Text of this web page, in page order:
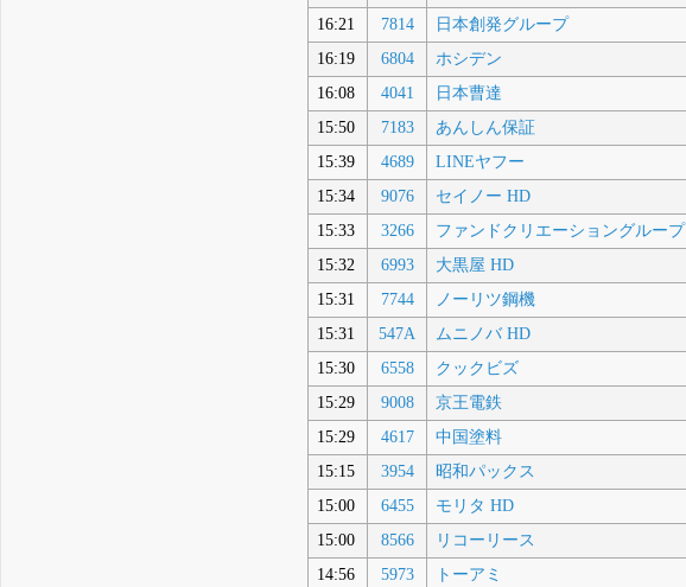
16:21
7814 日本創発グループ
16:19
6804 ホシデン
16:08
4041 日本曹達
15:50
7183 あんしん保証
15:39
4689 LINEヤフー
15:34
9076 セイノー HD
15:33
3266 ファンドクリエーショングループ
15:32
6993 大黒屋 HD
15:31
7744 ノーリツ鋼機
15:31
547A ムニノバ HD
15:30
6558 クックビズ
15:29
9008 京王電鉄
15:29
4617 中国塗料
15:15
3954 昭和パックス
15:00
6455 モリタ HD
15:00
8566 リコーリース
14:56
5973 トーアミ